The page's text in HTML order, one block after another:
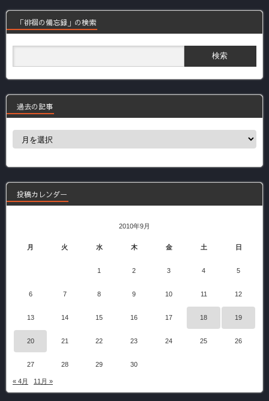
「徘徊の備忘録」の検索
過去の記事
過
事
投稿カレンダー
2010年9月
月 火 水 木 金 土 日
1 2 3 4 5
6 7 8 9 10 11 12
13 14 15 16 17 18 19
20 21 22 23 24 25 26
27 28 29 30
« 4月 11月 »